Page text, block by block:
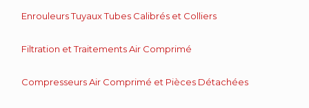
Enrouleurs Tuyaux Tubes Calibrés et Colliers
Filtration et Traitements Air Comprimé
Compresseurs Air Comprimé et Pièces Détachées